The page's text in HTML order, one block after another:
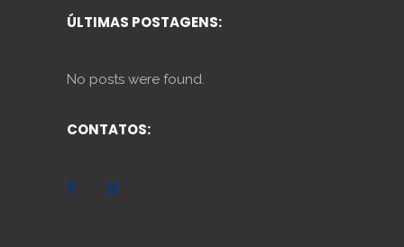
ÚLTIMAS POSTAGENS:
No posts were found.
CONTATOS: